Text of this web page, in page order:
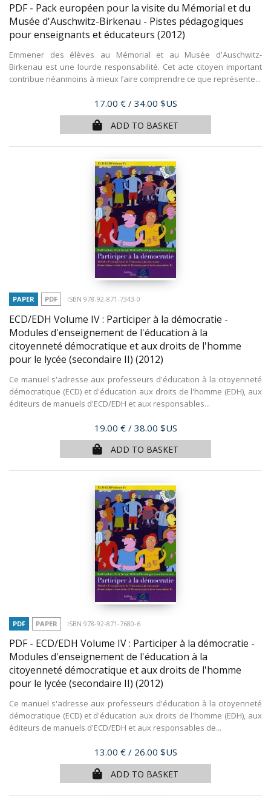
PDF - Pack européen pour la visite du Mémorial et du
Musée d'Auschwitz-Birkenau - Pistes pédagogiques
pour enseignants et éducateurs (2012)
Emmener des élèves au Mémorial et au Musée d'Auschwitz-
Birkenau est une lourde responsabilité. Cet acte citoyen important
contribue néanmoins à mieux faire comprendre ce que représente...
Price
17.00 € / 34.00 $US
ADD TO BASKET
PAPER PDF ISBN 978-92-871-7343-0
ECD/EDH Volume IV : Participer à la démocratie -
Modules d'enseignement de l'éducation à la
citoyenneté démocratique et aux droits de l'homme
pour le lycée (secondaire II) (2012)
Ce manuel s'adresse aux professeurs d'éducation à la citoyenneté
démocratique (ECD) et d'éducation aux droits de l'homme (EDH), aux
éditeurs de manuels d'ECD/EDH et aux responsables...
Price
19.00 € / 38.00 $US
ADD TO BASKET
PDF PAPER ISBN 978-92-871-7680-6
PDF - ECD/EDH Volume IV : Participer à la démocratie -
Modules d'enseignement de l'éducation à la
citoyenneté démocratique et aux droits de l'homme
pour le lycée (secondaire II) (2012)
Ce manuel s'adresse aux professeurs d'éducation à la citoyenneté
démocratique (ECD) et d'éducation aux droits de l'homme (EDH), aux
éditeurs de manuels d'ECD/EDH et aux responsables de...
Price
13.00 € / 26.00 $US
ADD TO BASKET